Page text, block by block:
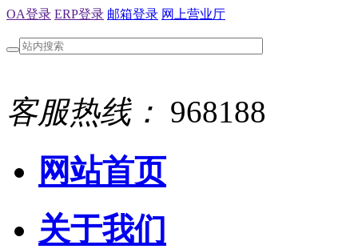
OA登录 ERP登录 邮箱登录 网上营业厅
客服热线： 968188
网站首页
关于我们